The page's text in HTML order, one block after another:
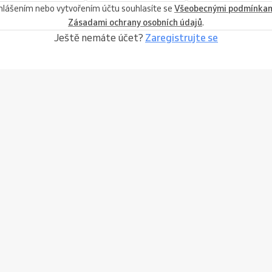
nebo vytvořením účtu souhlasíte se Všeobecnými
Zásadami ochrany osobních údajů.
Ještě nemáte účet? Zaregistrujte se